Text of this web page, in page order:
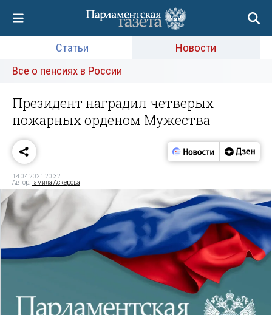
Статьи
Новости
Все о пенсиях в России
Президент наградил четверых
пожарных орденом Мужества
14.04.2021 20:32
Автор:Тамила Аскерова